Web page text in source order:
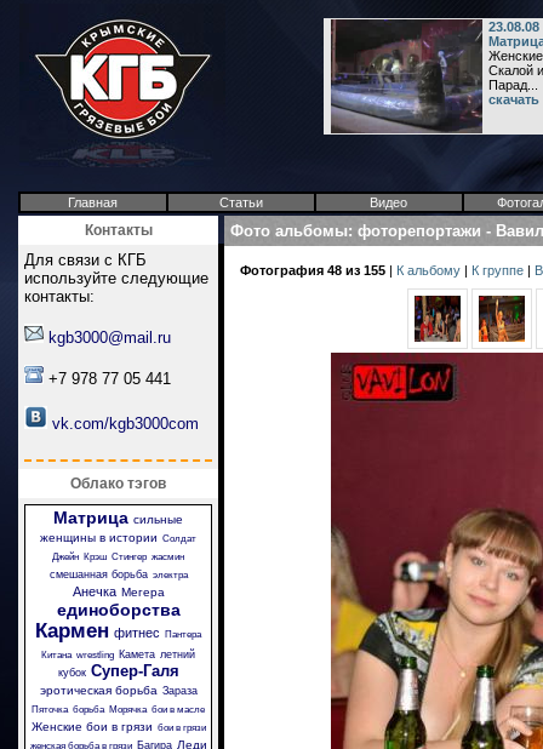
Скалой
Парад...
Главная Статьи Видео
Контакты
Для связи с КГБ
используйте следующие
контакты:
kgb3000@mail.ru
+7 978 77 05 441
vk.com/kgb3000com
Облако тэгов
Матрица сильные
женщины в истории Солдат
Джейн Крэш Стингер жасмин
смешанная борьба электра
Анечка Мегера
единоборства
Кармен фитнес
Пантера
Китана wrestling Камета летний
кубок Супер-Галя
эротическая борьба Зараза
Пяточка борьба Морячка бои в масле
Женские бои в грязи бои в грязи
женская борьба в грязи
Багира Леди
Фото альбомы: фоторепортажи -
Фотография 48 из 155 | К альбому | К группе |